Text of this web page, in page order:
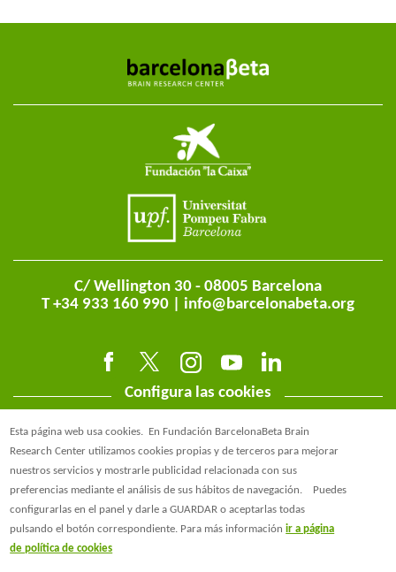
C/ Wellington 30 - 08005 Barcelona
T +34 933 160 990 | info@barcelonabeta.org
@BarcelonaBeta
Configura las cookies
Esta página web usa cookies.
En Fundación BarcelonaBeta Brain
Research Center utilizamos cookies propias y de terceros para mejorar
nuestros servicios y mostrarle publicidad relacionada con sus
preferencias mediante el análisis de sus hábitos de navegación.
Puedes
configurarlas en el panel y darle a GUARDAR o aceptarlas todas
pulsando el botón correspondiente. Para más informaciónir a página
de política de cookies